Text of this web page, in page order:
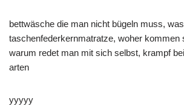
bettwäsche die man nicht bügeln muss,
taschenfederkernmatratze, woher kommen
warum redet man mit sich selbst, krampf
arten
yyyyy